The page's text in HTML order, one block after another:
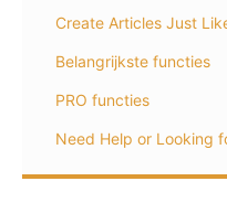
Create Articles Just
Belangrijkste functies
PRO functies
Need Help or Looking